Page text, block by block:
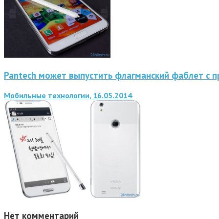
Pantech может выпустить флагманский фаблет с
Мобильные технологии, 16.05.2014
Нет комментарий